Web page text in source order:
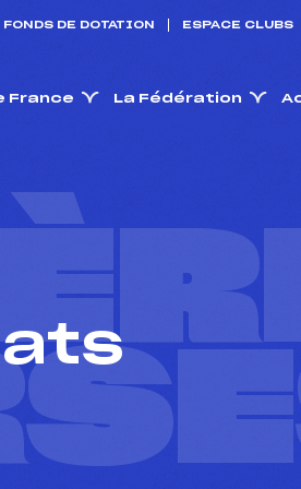
DE DOTATION ESPACE CLUBS
France La Fédération